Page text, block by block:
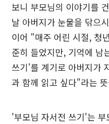
보니 부모님의 이야기를
날 아버지가 눈물을 닦으
이어 "매주 어린 시절, 청
준히 들었지만, 기억에 남
쓰기'를 계기로 아버지가
과 함께 읽고 싶다"라는
'부모님 자서전 쓰기'는